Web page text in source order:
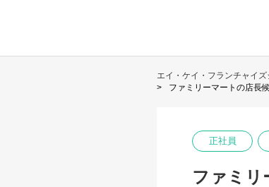
エイ・ケイ・フランチャイ
ファミリーマートの店長
正社員
ファミリ